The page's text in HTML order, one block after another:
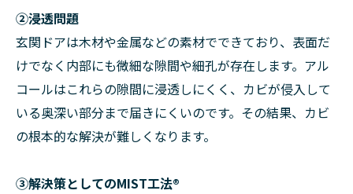
②浸透問題
玄関ドアは木材や金属などの素材でできており、表面だ
けでなく内部にも微細な隙間や細孔が存在します。アル
コールはこれらの隙間に浸透しにくく、カビが侵入して
いる奥深い部分まで届きにくいのです。その結果、カビ
の根本的な解決が難しくなります。
➂解決策としてのMIST工法®